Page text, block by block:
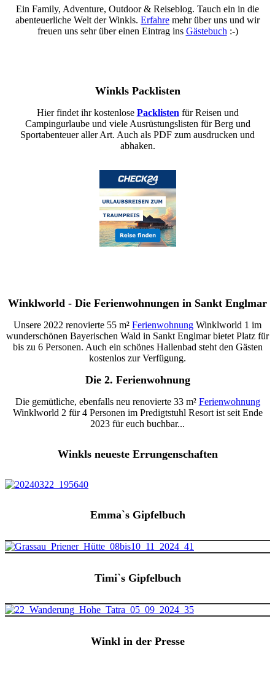
Ein Family, Adventure, Outdoor & Reiseblog. Tauch ein in die
abenteuerliche Welt der Winkls. Erfahre mehr über uns und wir
freuen uns sehr über einen Eintrag ins Gästebuch :-)
Winkls Packlisten
Hier findet ihr kostenlose Packlisten für Reisen und
Campingurlaube und viele Ausrüstungslisten für Berg und
Sportabenteuer aller Art. Auch als PDF zum ausdrucken und
abhaken.
Winklworld - Die Ferienwohnungen in Sankt Englmar
Unsere 2022 renovierte 55 m² Ferienwohnung Winklworld 1 im
wunderschönen Bayerischen Wald in Sankt Englmar bietet Platz für
bis zu 6 Personen. Auch ein schönes Hallenbad steht den Gästen
kostenlos zur Verfügung.
Die 2. Ferienwohnung
Die gemütliche, ebenfalls neu renovierte 33 m² Ferienwohnung
Winklworld 2 für 4 Personen im Predigtstuhl Resort ist seit Ende
2023 für euch buchbar...
Winkls neueste Errungenschaften
Emma`s Gipfelbuch
Timi`s Gipfelbuch
Winkl in der Presse